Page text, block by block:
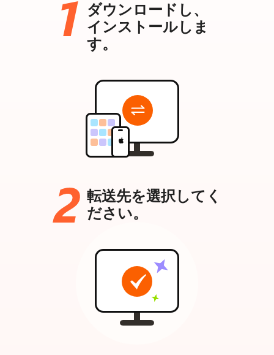
ダウンロードし、
インストールしま
す。
転送先を選択してく
ださい。